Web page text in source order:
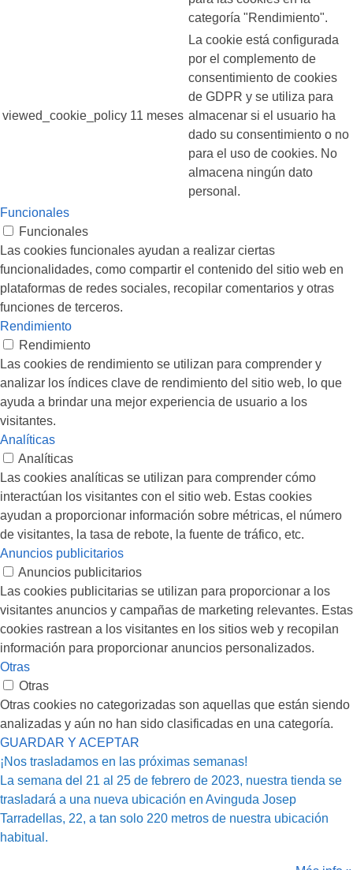
categoría "Rendimiento".
viewed_cookie_policy 11 meses
La cookie está configurada
por el complemento de
consentimiento de cookies
de GDPR y se utiliza para
almacenar si el usuario ha
dado su consentimiento o no
para el uso de cookies. No
almacena ningún dato
personal.
Funcionales
Funcionales
Las cookies funcionales ayudan a realizar ciertas
funcionalidades, como compartir el contenido del sitio web en
plataformas de redes sociales, recopilar comentarios y otras
funciones de terceros.
Rendimiento
Rendimiento
Las cookies de rendimiento se utilizan para comprender y
analizar los índices clave de rendimiento del sitio web, lo que
ayuda a brindar una mejor experiencia de usuario a los
visitantes.
Analíticas
Analíticas
Las cookies analíticas se utilizan para comprender cómo
interactúan los visitantes con el sitio web. Estas cookies
ayudan a proporcionar información sobre métricas, el número
de visitantes, la tasa de rebote, la fuente de tráfico, etc.
Anuncios publicitarios
Anuncios publicitarios
Las cookies publicitarias se utilizan para proporcionar a los
visitantes anuncios y campañas de marketing relevantes. Estas
cookies rastrean a los visitantes en los sitios web y recopilan
información para proporcionar anuncios personalizados.
Otras
Otras
Otras cookies no categorizadas son aquellas que están siendo
analizadas y aún no han sido clasificadas en una categoría.
GUARDAR Y ACEPTAR
¡Nos trasladamos en las próximas semanas!
La semana del 21 al 25 de febrero de 2023, nuestra tienda se
trasladará a una nueva ubicación en Avinguda Josep
Tarradellas, 22, a tan solo 220 metros de nuestra ubicación
habitual.